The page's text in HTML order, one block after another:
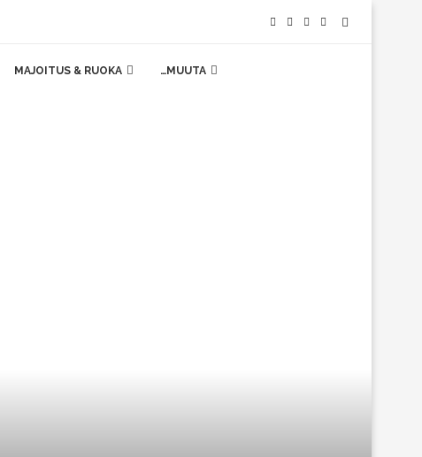
MAJOITUS & RUOKA …MUUTA